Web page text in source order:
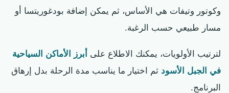
وكوتور وتيفات هي الأساس، ثم يمكن إضافة بودغوريتسا أو
مسار طبيعي حسب الرغبة.
لترتيب الأولويات، يمكنك الاطلاع على
أبرز الأماكن السياحية
في الجبل الأسود ثم اختيار ما يناسب مدة الرحلة بدل إرهاق
البرنامج.